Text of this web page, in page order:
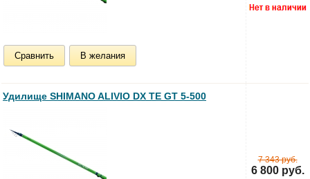
Сравнить В желания
Удилище SHIMANO ALIVIO DX TE GT 5-500
7 343 руб.
6 800 руб.